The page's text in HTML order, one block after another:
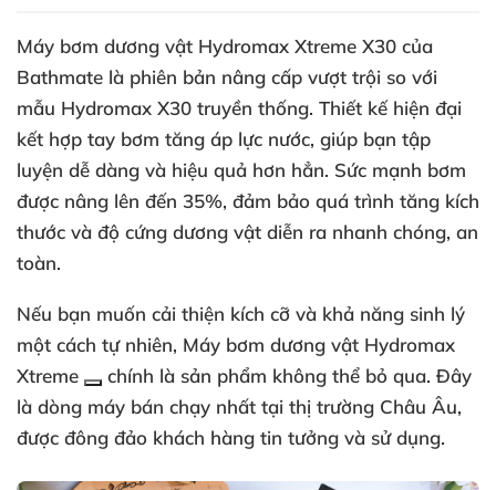
Máy bơm dương vật Hydromax Xtreme X30 của
Bathmate là phiên bản nâng cấp vượt trội so với
mẫu Hydromax X30 truyền thống. Thiết kế hiện đại
kết hợp tay bơm tăng áp lực nước, giúp bạn tập
luyện dễ dàng và hiệu quả hơn hẳn. Sức mạnh bơm
được nâng lên đến 35%, đảm bảo quá trình tăng kích
thước và độ cứng dương vật diễn ra nhanh chóng, an
toàn.
Nếu bạn muốn cải thiện kích cỡ và khả năng sinh lý
một cách tự nhiên, Máy bơm dương vật Hydromax
Xtreme
chính là sản phẩm không thể bỏ qua. Đây
là dòng máy bán chạy nhất tại thị trường Châu Âu,
được đông đảo khách hàng tin tưởng và sử dụng.